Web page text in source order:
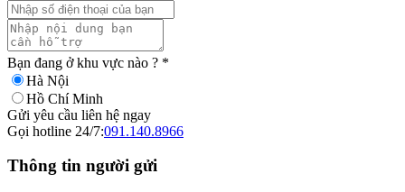
Bạn đang ở khu vực nào ? *
Hà Nội
Hồ Chí Minh
Gửi yêu cầu liên hệ ngay
Gọi hotline 24/7:091.140.8966
Thông tin người gửi